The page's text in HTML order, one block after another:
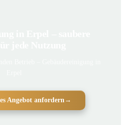
Angebot anfordern →